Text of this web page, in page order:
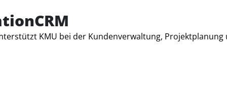
KMU bei der Kundenverwaltung, Projektplanung